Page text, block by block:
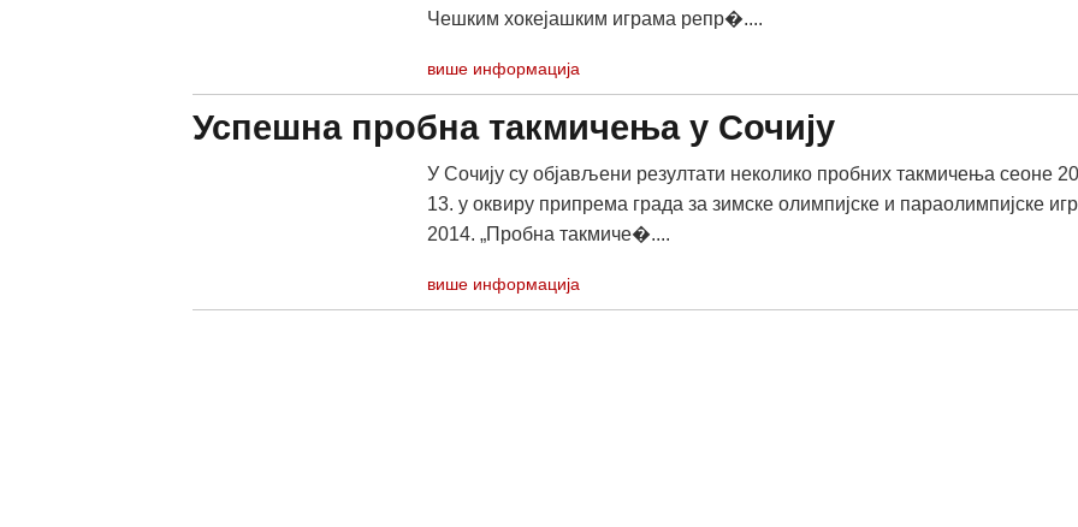
Чешким хокејашким играма репр�....
више информација
Успешна пробна такмичења у Сочију
У Сочију су објављени резултати неколико пробних такмичења сеоне
13. у оквиру припрема града за зимске олимпијске и параолимпијске
2014. „Пробна такмиче�....
више информација